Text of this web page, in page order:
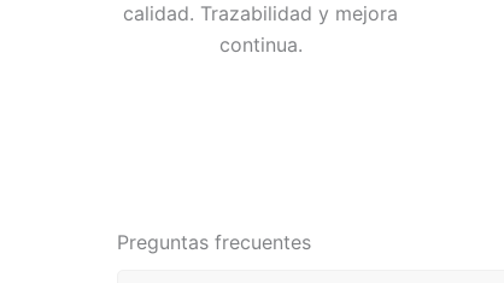
calidad. Trazabilidad y mejora
continua.
Preguntas frecuentes